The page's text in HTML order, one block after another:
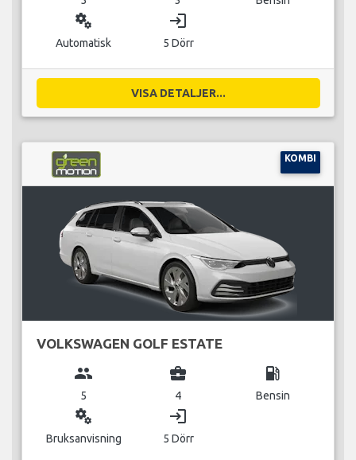
miscellaneous_services
Automatisk
login
5 Dörr
VISA DETALJER...
KOMBI
VOLKSWAGEN GOLF ESTATE
group
5
business_center
4
local_gas_station
Bensin
miscellaneous_services
Bruksanvisning
login
5 Dörr